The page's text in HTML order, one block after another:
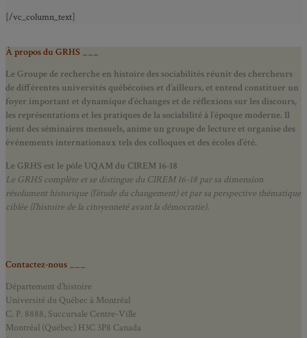
[/vc_column_text]
À propos du GRHS ___
Le Groupe de recherche en histoire des sociabilités réunit des chercheurs
de différentes universités québécoises et d’ailleurs, et entend constituer un
foyer important et dynamique d’échanges et de réflexions sur les discours,
les représentations et les pratiques de la sociabilité à l’époque moderne. Il
tient des séminaires mensuels, anime un groupe de lecture et organise des
événements internationaux tels des colloques et des écoles d’été.
Le GRHS est le pôle UQAM du CIREM 16-18
Le GRHS complète et se distingue du CIREM 16-18 par sa dimension
résolument historique (l’étude du changement) et par sa perspective thématique
ciblée (l’histoire de la citoyenneté avant la démocratie).
Contactez-nous ___
Département d’histoire
Université du Québec à Montréal
C. P. 8888, Succursale Centre-Ville
Montréal (Québec) H3C 3P8 Canada